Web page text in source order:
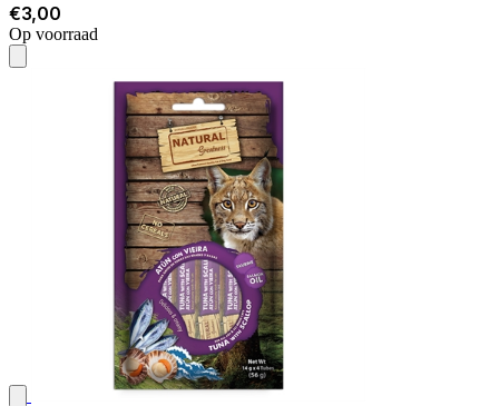
€3,00
Op voorraad